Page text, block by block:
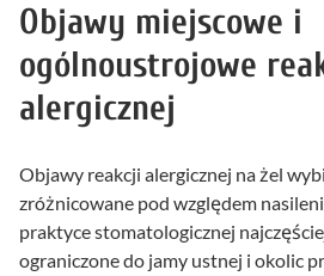
Objawy miejscowe i
ogólnoustrojowe
alergicznej
Objawy reakcji alergicznej na żel
zróżnicowane pod względem
praktyce stomatologicznej
ograniczone do jamy ustnej i okolic